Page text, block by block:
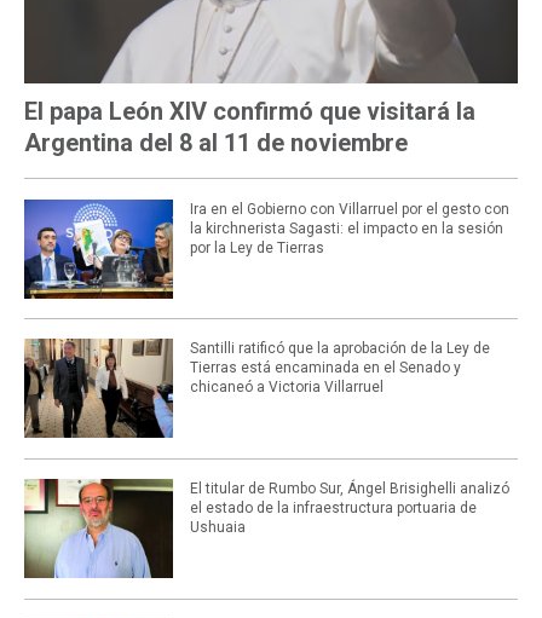
El papa León XIV confirmó que visitará la
Argentina del 8 al 11 de noviembre
Ira en el Gobierno con Villarruel por el gesto con
la kirchnerista Sagasti: el impacto en la sesión
por la Ley de Tierras
Santilli ratificó que la aprobación de la Ley de
Tierras está encaminada en el Senado y
chicaneó a Victoria Villarruel
El titular de Rumbo Sur, Ángel Brisighelli analizó
el estado de la infraestructura portuaria de
Ushuaia